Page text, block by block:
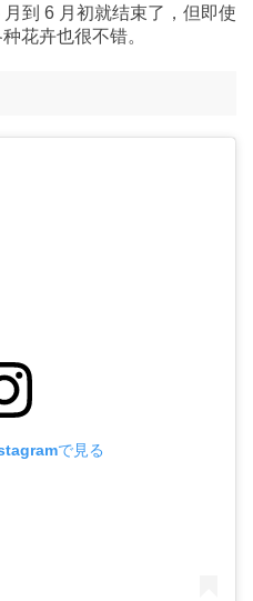
到 6 月初就结束了，但即使
花卉也很不错。
で見る